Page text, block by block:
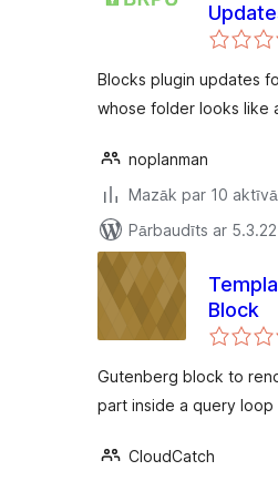
Blocks plugin updates
whose folder looks like
noplanman
Mazāk par 10
Pārbaudīts ar 5.3.22
Block
Gutenberg block to
part inside a query loop
CloudCatch